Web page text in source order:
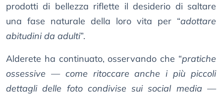
prodotti di bellezza riflette il desiderio di saltare
una fase naturale della loro vita per “adottare
abitudini da adulti”.
Alderete ha continuato, osservando che “pratiche
ossessive — come ritoccare anche i più piccoli
dettagli delle foto condivise sui social media —